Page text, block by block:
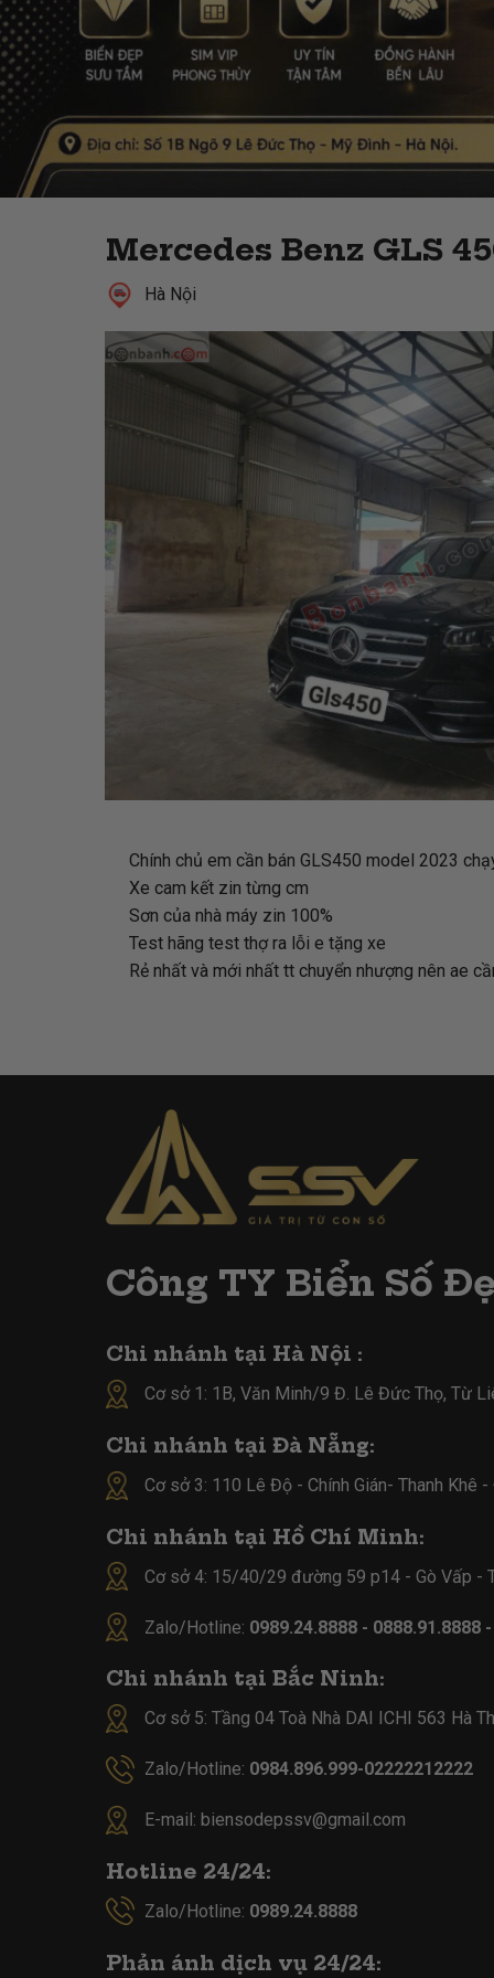
Mercedes Benz GLS
Hà Nội
Chính chủ em cần bán GLS450 model 2023
Xe cam kết zin từng cm
Sơn của nhà máy zin 100%
Test hãng test thợ ra lỗi e tặng xe
Rẻ nhất và mới nhất tt chuyển nhượng nên ae
Công TY Biển Số
Chi nhánh tại Hà Nội :
Cơ sở 1: 1B, Văn Minh/9 Đ. Lê Đức Thọ, Từ
Chi nhánh tại Đà Nẵng:
Cơ sở 3: 110 Lê Độ - Chính Gián- Thanh Khê
Chi nhánh tại Hồ Chí Minh:
Cơ sở 4: 15/40/29 đường 59 p14 - Gò Vấp -
Zalo/Hotline: 0989.24.8888 - 0888.91.8888
Chi nhánh tại Bắc Ninh:
Cơ sở 5: Tầng 04 Toà Nhà DAI ICHI 563 Hà
Zalo/Hotline: 0984.896.999-02222212222
E-mail: biensodepssv@gmail.com
Hotline 24/24:
Zalo/Hotline: 0989.24.8888
Phản ánh dịch vụ 24/24: